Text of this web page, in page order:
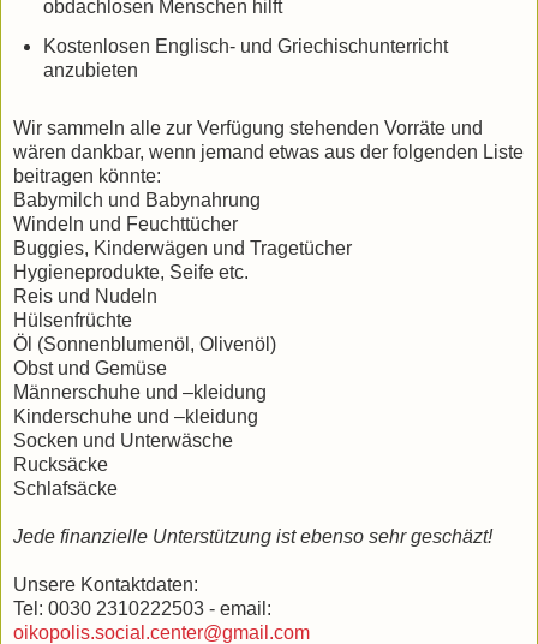
obdachlosen Menschen hilft
Kostenlosen Englisch- und Griechischunterricht
anzubieten
Wir sammeln alle zur Verfügung stehenden Vorräte und
wären dankbar, wenn jemand etwas aus der folgenden Liste
beitragen könnte:
Babymilch und Babynahrung
Windeln und Feuchttücher
Buggies, Kinderwägen und Tragetücher
Hygieneprodukte, Seife etc.
Reis und Nudeln
Hülsenfrüchte
Öl (Sonnenblumenöl, Olivenöl)
Obst und Gemüse
Männerschuhe und –kleidung
Kinderschuhe und –kleidung
Socken und Unterwäsche
Rucksäcke
Schlafsäcke
Jede finanzielle Unterstützung ist ebenso sehr geschäzt!
Unsere Kontaktdaten:
Tel: 0030 2310222503 - email:
oikopolis.social.center@gmail.com